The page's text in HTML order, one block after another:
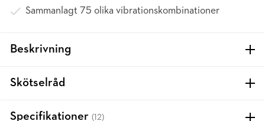
Sammanlagt 75 olika vibrationskombinationer
Beskrivning
Skötselråd
Specifikationer (12)